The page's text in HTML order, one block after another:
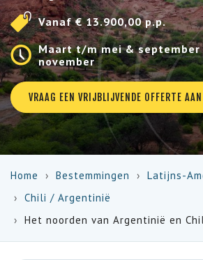
Vanaf € 13.900,00 p.p.
Maart t/m mei &
november
VRAAG EEN VRIJBLIJVENDE OFFERTE AAN
Home Bestemmingen
Latijns-
Chili / Argentinië
Het noorden van Argentinië en